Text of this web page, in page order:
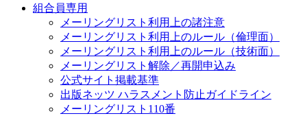
組合員専用
メーリングリスト利用上の諸注意
メーリングリスト利用上のルール（倫理面）
メーリングリスト利用上のルール（技術面）
メーリングリスト解除／再開申込み
公式サイト掲載基準
出版ネッツ ハラスメント防止ガイドライン
メーリングリスト110番